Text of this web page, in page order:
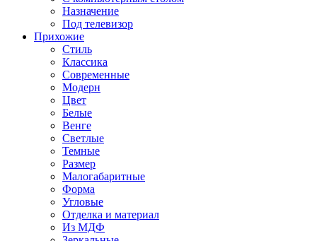
Назначение
Под телевизор
Прихожие
Стиль
Классика
Современные
Модерн
Цвет
Белые
Венге
Светлые
Темные
Размер
Малогабаритные
Форма
Угловые
Отделка и материал
Из МДФ